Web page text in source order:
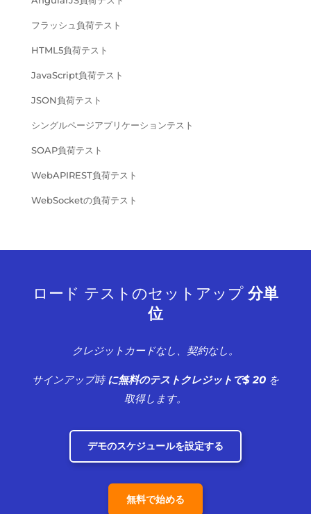
フラッシュ負荷テスト
HTML5負荷テスト
JavaScript負荷テスト
JSON負荷テスト
シングルページアプリケーションテスト
SOAP負荷テスト
WebAPIREST負荷テスト
WebSocketの負荷テスト
ロード テストのセットアップ 分単
位
クレジットカードなし、契約なし。
サインアップ時に無料のテストクレジットで$ 20を
取得します。
デモのスケジュールを設定する
無料で始める